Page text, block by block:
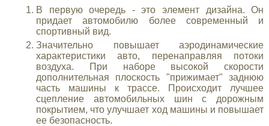
В первую очередь - это элемент дизайна. Он
придает автомобилю более современный и
спортивный вид.
Значительно повышает аэродинамические
характеристики авто, перенаправляя потоки
воздуха. При наборе высокой скорости
дополнительная плоскость "прижимает" заднюю
часть машины к трассе. Происходит лучшее
сцепление автомобильных шин с дорожным
покрытием, что улучшает ход машины и повышает
ее безопасность.
Volkswagen
УАЗ
Дополнительные товары